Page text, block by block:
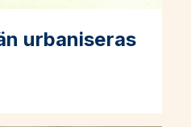
urbaniseras
urbaniseras